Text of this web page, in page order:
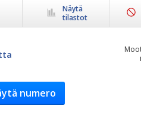
Näytä
tilastot
numero